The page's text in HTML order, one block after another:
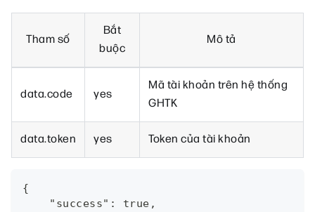
Tham số
Bắt
buộc
Mô tả
data.code yes
Mã tài khoản trên hệ thống
GHTK
data.token yes Token của tài khoản
{
    "success": true,